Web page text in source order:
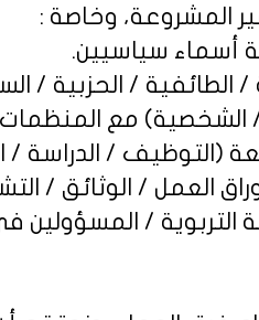
المشروعة، وخاصة :